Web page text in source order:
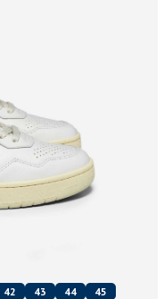
42 43 44 45